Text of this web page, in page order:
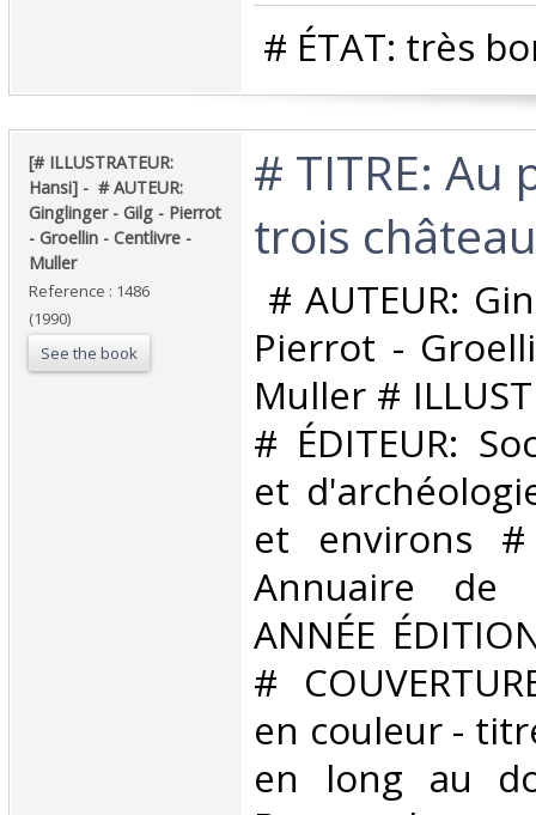
# ÉTAT: très
‎[# ILLUSTRATEUR:
Hansi] - ‎ ‎# AUTEUR:
Ginglinger - Gilg - Pierrot
- Groellin - Centlivre -
Muller‎
Reference : 1486
(1990)
See the book
‎# TITRE: Au
trois
# AUTEUR:
Pierrot -
Muller #
# ÉDITEUR:
et
et environs #
Annuaire
ANNÉE
#
en couleur -
en long au